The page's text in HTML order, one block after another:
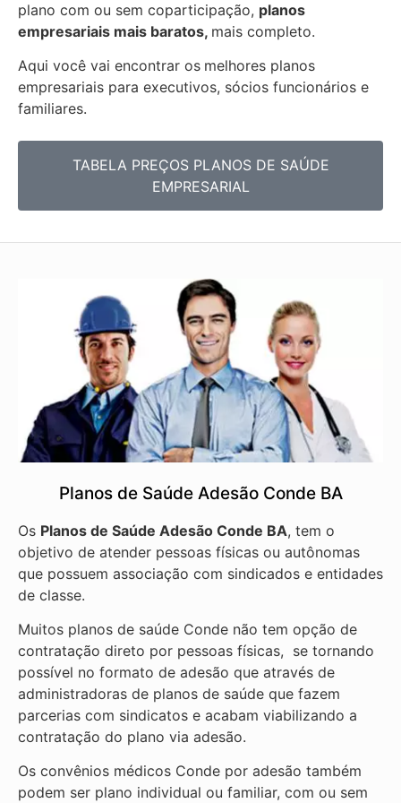
plano com ou sem coparticipação, planos
empresariais mais baratos, mais completo.
Aqui você vai encontrar os melhores planos
empresariais para executivos, sócios funcionários e
familiares.
TABELA PREÇOS PLANOS DE SAÚDE
EMPRESARIAL
Planos de Saúde Adesão Conde BA
Os Planos de Saúde Adesão Conde BA, tem o
objetivo de atender pessoas físicas ou autônomas
que possuem associação com sindicados e entidades
de classe.
Muitos planos de saúde Conde não tem opção de
contratação direto por pessoas físicas, se tornando
possível no formato de adesão que através de
administradoras de planos de saúde que fazem
parcerias com sindicatos e acabam viabilizando a
contratação do plano via adesão.
Os convênios médicos Conde por adesão também
podem ser plano individual ou familiar, com ou sem